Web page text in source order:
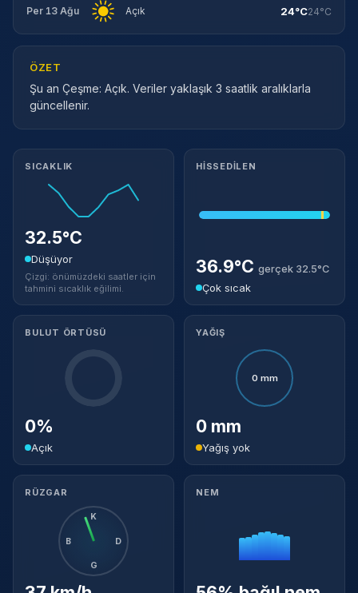
Per 13 Ağu Açık 24°C24°C
ÖZET
Şu an Çeşme: Açık. Veriler yaklaşık 3 saatlik aralıklarla
güncellenir.
Meteorolojik ayrıntılar
SICAKLIK
32.5°C
Düşüyor
Çizgi: önümüzdeki saatler için
tahmini sıcaklık eğilimi.
HISSEDILEN
36.9°C gerçek 32.5°C
Çok sıcak
BULUT ÖRTÜSÜ
0%
Açık
YAĞIŞ
0 mm
0 mm
Yağış yok
RÜZGAR
K
D
G
B
NEM